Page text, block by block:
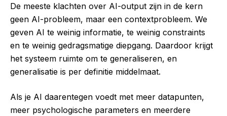
De meeste klachten over AI-output zijn in de kern
geen AI-probleem, maar een contextprobleem. We
geven AI te weinig informatie, te weinig constraints
en te weinig gedragsmatige diepgang. Daardoor krijgt
het systeem ruimte om te generaliseren, en
generalisatie is per definitie middelmaat.
Als je AI daarentegen voedt met meer datapunten,
meer psychologische parameters en meerdere